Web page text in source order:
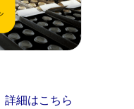
細はこちら